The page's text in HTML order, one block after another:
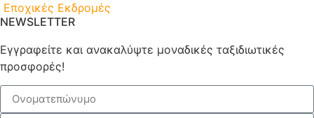
Εποχικές Εκδρομές
NEWSLETTER
Εγγραφείτε και ανακαλύψτε μοναδικές ταξιδιωτικές
προσφορές!